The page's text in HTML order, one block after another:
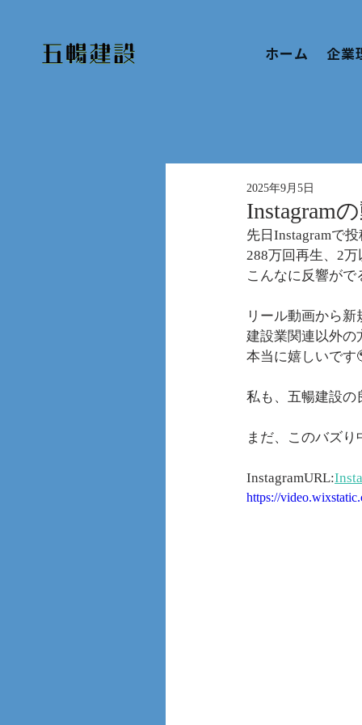
ホーム 企業
Instagram
2025年9月5日
先日Instagramで
288万回再生、2
こんなに反響がで
リール動画から
建設業関連以外の
本当に嬉しいです
私も、五暢建設の
まだ、このバズ
InstagramURL:
https://